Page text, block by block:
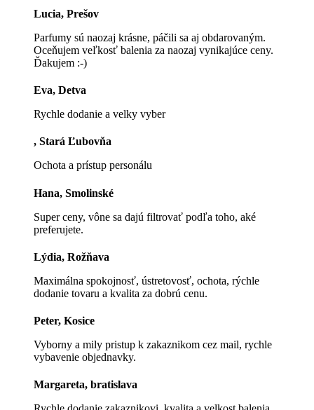
Lucia, Prešov
Parfumy sú naozaj krásne, páčili sa aj obdarovaným.
Oceňujem veľkosť balenia za naozaj vynikajúce ceny.
Ďakujem :-)
Eva, Detva
Rychle dodanie a velky vyber
, Stará Ľubovňa
Ochota a prístup personálu
Hana, Smolinské
Super ceny, vône sa dajú filtrovať podľa toho, aké
preferujete.
Lýdia, Rožňava
Maximálna spokojnosť, ústretovosť, ochota, rýchle
dodanie tovaru a kvalita za dobrú cenu.
Peter, Kosice
Vyborny a mily pristup k zakaznikom cez mail, rychle
vybavenie objednavky.
Margareta, bratislava